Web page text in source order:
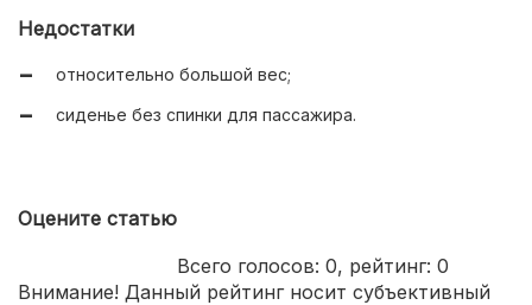
Недостатки
относительно большой вес;
сиденье без спинки для пассажира.
Оцените статью
Всего голосов: 0, рейтинг: 0
Внимание! Данный рейтинг носит субъективный